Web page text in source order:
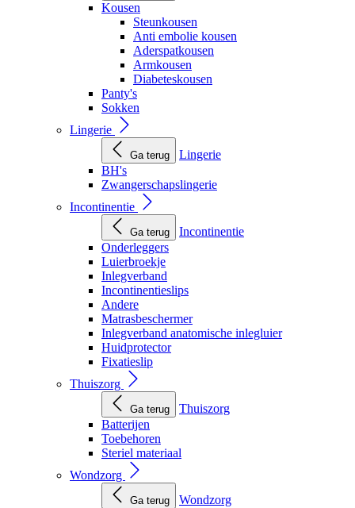
Kousen
Steunkousen
Anti embolie kousen
Aderspatkousen
Armkousen
Diabeteskousen
Panty's
Sokken
Lingerie
Ga terug
Lingerie
BH's
Zwangerschapslingerie
Incontinentie
Ga terug
Incontinentie
Onderleggers
Luierbroekje
Inlegverband
Incontinentieslips
Andere
Matrasbeschermer
Inlegverband anatomische inlegluier
Huidprotector
Fixatieslip
Thuiszorg
Ga terug
Thuiszorg
Batterijen
Toebehoren
Steriel materiaal
Wondzorg
Ga terug
Wondzorg